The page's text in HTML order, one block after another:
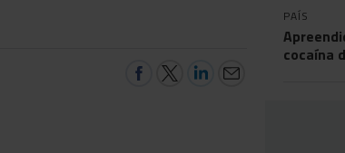
PAÍS
cocaína